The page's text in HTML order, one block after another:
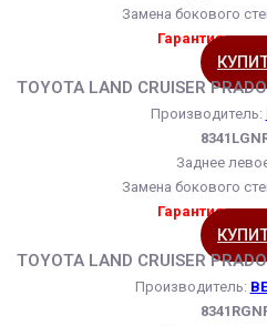
Замена бокового
Гарантия на
TOYOTA LAND CRUISER
Производитель:
Заднее
Замена бокового
Гарантия на
TOYOTA LAND CRUISER
Производитель: